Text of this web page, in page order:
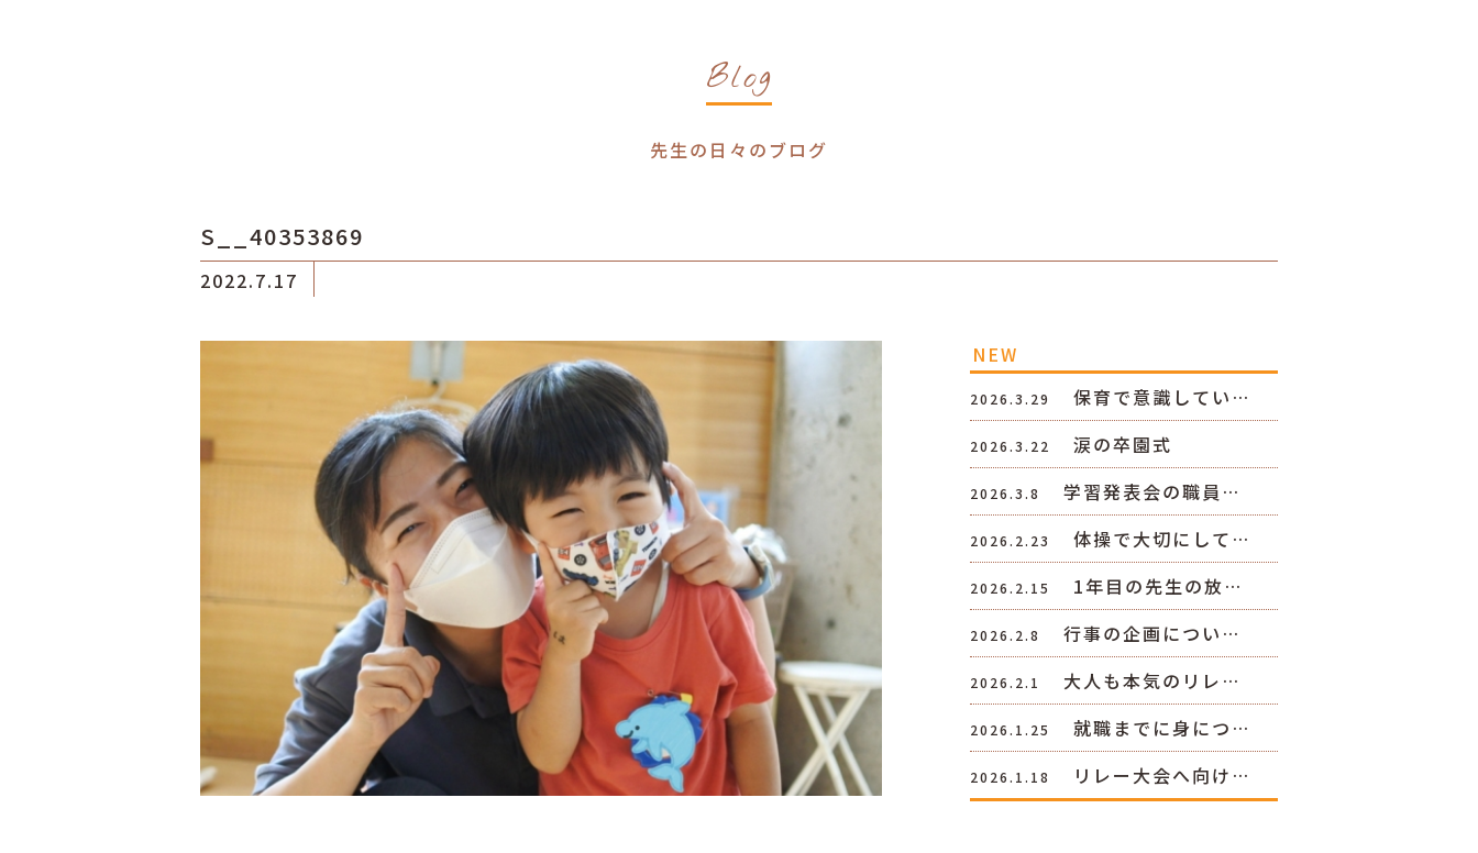
Blog
先生の日々のブログ
S__40353869
2022.7.17
NEW
2026.3.29 保育で意識してい…
2026.3.22 涙の卒園式
2026.3.8 学習発表会の職員…
2026.2.23 体操で大切にして…
2026.2.15 1年目の先生の放…
2026.2.8 行事の企画につい…
2026.2.1 大人も本気のリレ…
2026.1.25 就職までに身につ…
2026.1.18 リレー大会へ向け…